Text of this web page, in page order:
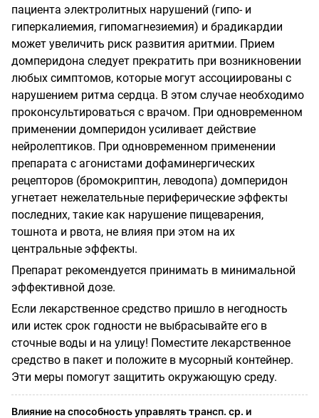
пациента электролитных нарушений (гипо- и
гиперкалиемия, гипомагнезиемия) и брадикардии
может увеличить риск развития аритмии. Прием
домперидона следует прекратить при возникновении
любых симптомов, которые могут ассоциированы с
нарушением ритма сердца. В этом случае необходимо
проконсультироваться с врачом. При одновременном
применении домперидон усиливает действие
нейролептиков. При одновременном применении
препарата с агонистами дофаминергических
рецепторов (бромокриптин, леводопа) домперидон
угнетает нежелательные периферические эффекты
последних, такие как нарушение пищеварения,
тошнота и рвота, не влияя при этом на их
центральные эффекты.
Препарат рекомендуется принимать в минимальной
эффективной дозе.
Если лекарственное средство пришло в негодность
или истек срок годности не выбрасывайте его в
сточные воды и на улицу! Поместите лекарственное
средство в пакет и положите в мусорный контейнер.
Эти меры помогут защитить окружающую среду.
Влияние на способность управлять трансп. ср. и